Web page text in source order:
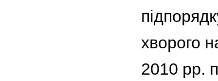
хворого
2010 рр.